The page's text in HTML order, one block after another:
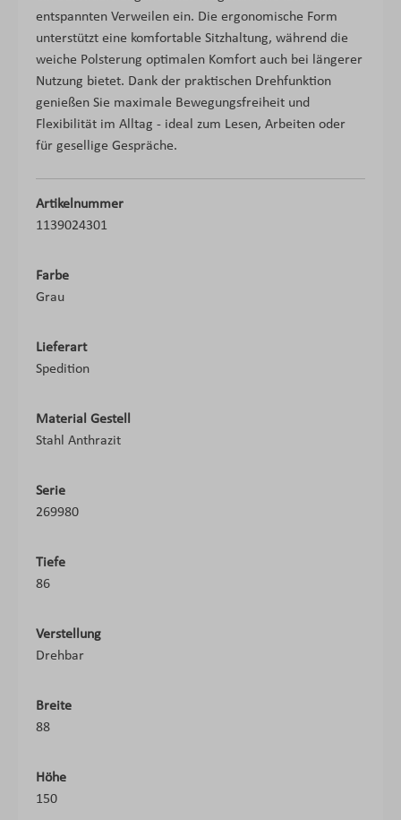
entspannten Verweilen ein. Die ergonomische Form
unterstützt eine komfortable Sitzhaltung, während die
weiche Polsterung optimalen Komfort auch bei längerer
Nutzung bietet. Dank der praktischen Drehfunktion
genießen Sie maximale Bewegungsfreiheit und
Flexibilität im Alltag - ideal zum Lesen, Arbeiten oder
für gesellige Gespräche.
Artikelnummer
1139024301
Farbe
Grau
Lieferart
Spedition
Material Gestell
Stahl Anthrazit
Serie
269980
Tiefe
86
Verstellung
Drehbar
Breite
88
Höhe
150